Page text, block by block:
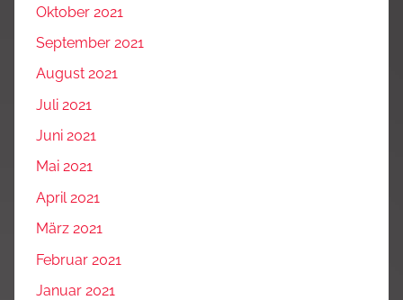
Oktober 2021
September 2021
August 2021
Juli 2021
Juni 2021
Mai 2021
April 2021
März 2021
Februar 2021
Januar 2021